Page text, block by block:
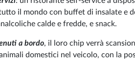
il mondo con buffet di insalate e
calde e fredde, e snack.
a bordo, il loro chip verrà
domestici nel veicolo, con la